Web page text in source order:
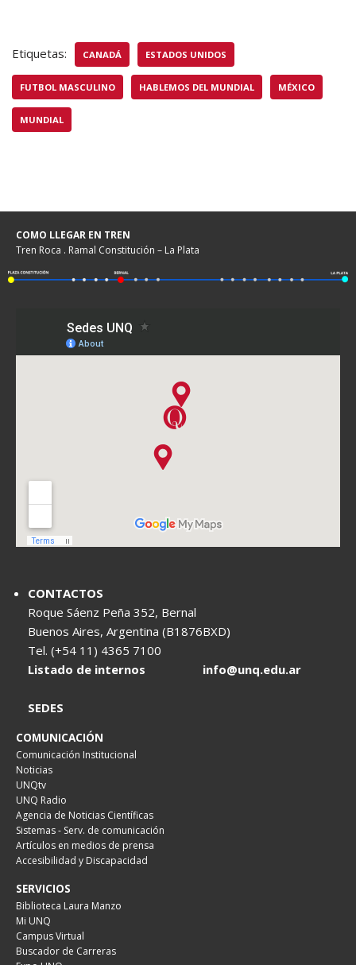
Etiquetas: CANADÁ ESTADOS UNIDOS
FUTBOL MASCULINO HABLEMOS DEL MUNDIAL MÉXICO
MUNDIAL
COMO LLEGAR EN TREN
Tren Roca . Ramal Constitución – La Plata
CONTACTOS
Roque Sáenz Peña 352, Bernal
Buenos Aires, Argentina (B1876BXD)
Tel. (+54 11) 4365 7100
Listado de internos
info@unq.edu.ar
SEDES
COMUNICACIÓN
Comunicación Institucional
Noticias
UNQtv
UNQ Radio
Agencia de Noticias Científicas
Sistemas - Serv. de comunicación
Artículos en medios de prensa
Accesibilidad y Discapacidad
SERVICIOS
Biblioteca Laura Manzo
Mi UNQ
Campus Virtual
Buscador de Carreras